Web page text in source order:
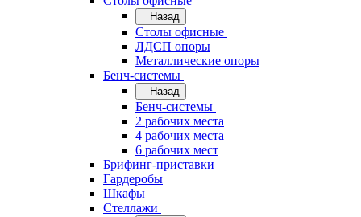
Назад
Cтолы офисные
ЛДСП опоры
Металлические опоры
Бенч-системы
Назад
Бенч-системы
2 рабочих места
4 рабочих места
6 рабочих мест
Брифинг-приставки
Гардеробы
Шкафы
Стеллажи